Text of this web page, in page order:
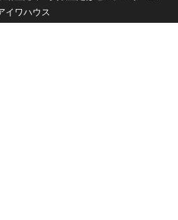
イワハウス